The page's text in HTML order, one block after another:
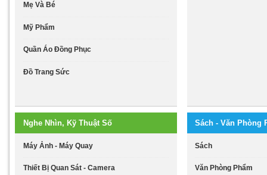
Mẹ Và Bé
Mỹ Phẩm
Quần Áo Đồng Phục
Đồ Trang Sức
Nghe Nhìn, Kỹ Thuật Số
Máy Ảnh - Máy Quay
Thiết Bị Quan Sát - Camera
Sách - Văn Phòng
Sách
Văn Phòng Phẩm